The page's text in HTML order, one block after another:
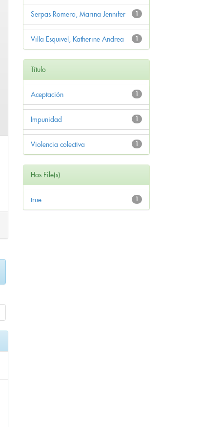
1
Serpas Romero, Marina Jennifer
1
Villa Esquivel, Katherine Andrea
Título
1
Aceptación
1
Impunidad
1
Violencia colectiva
Has File(s)
1
true